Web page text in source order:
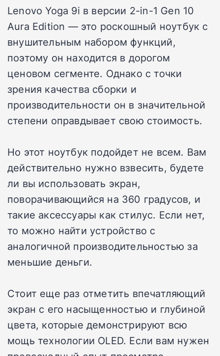
Lenovo Yoga 9i в версии 2-in-1 Gen 10
Aura Edition — это роскошный ноутбук с
внушительным набором функций,
поэтому он находится в дорогом
ценовом сегменте. Однако с точки
зрения качества сборки и
производительности он в значительной
степени оправдывает свою стоимость.
Но этот ноутбук подойдет не всем. Вам
действительно нужно взвесить, будете
ли вы использовать экран,
поворачивающийся на 360 градусов, и
такие аксессуары как стилус. Если нет,
то можно найти устройство с
аналогичной производительностью за
меньшие деньги.
Стоит еще раз отметить впечатляющий
экран с его насыщенностью и глубиной
цвета, которые демонстрируют всю
мощь технологии OLED. Если вам нужен